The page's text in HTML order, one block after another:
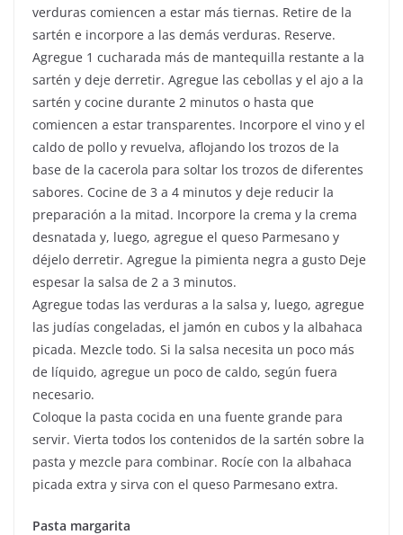
verduras comiencen a estar más tiernas. Retire de la
sartén e incorpore a las demás verduras. Reserve.
Agregue 1 cucharada más de mantequilla restante a la
sartén y deje derretir. Agregue las cebollas y el ajo a la
sartén y cocine durante 2 minutos o hasta que
comiencen a estar transparentes. Incorpore el vino y el
caldo de pollo y revuelva, aflojando los trozos de la
base de la cacerola para soltar los trozos de diferentes
sabores. Cocine de 3 a 4 minutos y deje reducir la
preparación a la mitad. Incorpore la crema y la crema
desnatada y, luego, agregue el queso Parmesano y
déjelo derretir. Agregue la pimienta negra a gusto Deje
espesar la salsa de 2 a 3 minutos.
Agregue todas las verduras a la salsa y, luego, agregue
las judías congeladas, el jamón en cubos y la albahaca
picada. Mezcle todo. Si la salsa necesita un poco más
de líquido, agregue un poco de caldo, según fuera
necesario.
Coloque la pasta cocida en una fuente grande para
servir. Vierta todos los contenidos de la sartén sobre la
pasta y mezcle para combinar. Rocíe con la albahaca
picada extra y sirva con el queso Parmesano extra.
Pasta margarita